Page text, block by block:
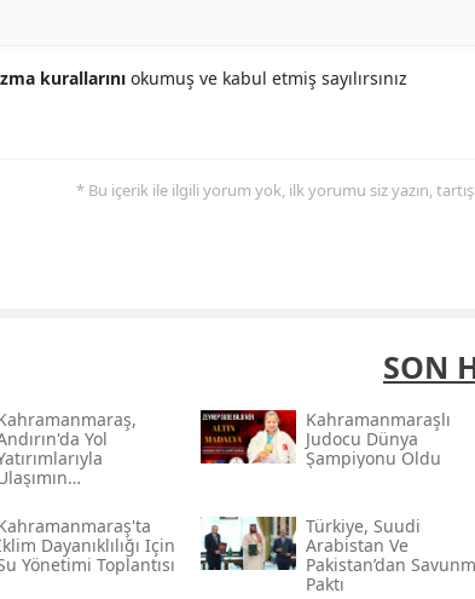
kurallarını okumuş ve kabul etmiş sayılırsınız
* Bu içerik ile ilgili yorum yok, ilk yorumu siz yazın,
SON
Yol
Kahramanmaraşlı
Judocu Dünya
Şampiyonu Oldu
Dayanıklılığı Için
Yönetimi Toplantısı
Türkiye, Suudi
Arabistan Ve
Pakistan’dan
Paktı